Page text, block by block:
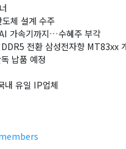
체 설계 수주
가속기까지…수혜주 부각
전환 삼성전자향 MT83xx
납품 예정
내 유일 IP업체